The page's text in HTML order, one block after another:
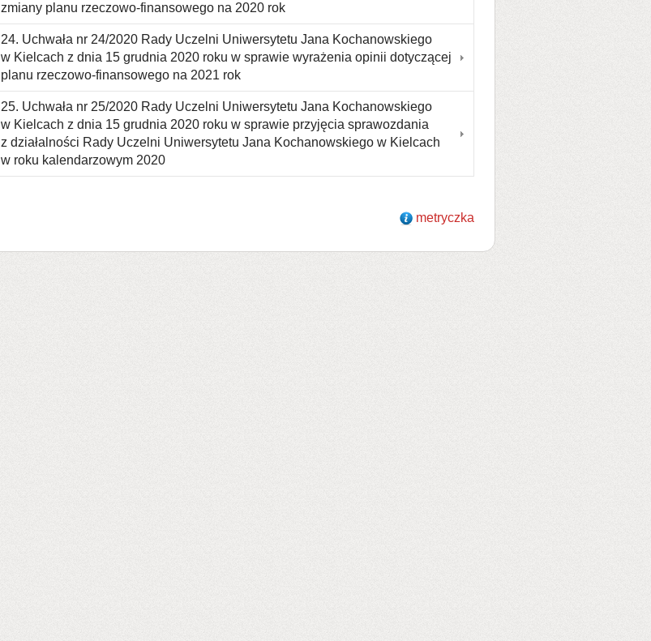
zmiany planu rzeczowo-finansowego na 2020 rok
24. Uchwała nr 24/2020 Rady Uczelni Uniwersytetu Jana Kochanowskiego
w Kielcach z dnia 15 grudnia 2020 roku w sprawie wyrażenia opinii dotyczącej
planu rzeczowo-finansowego na 2021 rok
25. Uchwała nr 25/2020 Rady Uczelni Uniwersytetu Jana Kochanowskiego
w Kielcach z dnia 15 grudnia 2020 roku w sprawie przyjęcia sprawozdania
z działalności Rady Uczelni Uniwersytetu Jana Kochanowskiego w Kielcach
w roku kalendarzowym 2020
metryczka